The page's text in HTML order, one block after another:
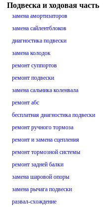
Подвеска и ходовая часть
замена амортизаторов
замена сайлентблоков
диагностика подвески
замена колодок
ремонт суппортов
ремонт подвески
замена сальника коленвала
ремонт абс
бесплатная диагностика подвески
ремонт ручного тормоза
ремонт и замена сцепления
ремонт тормозной системы
ремонт задней балки
замена шаровой опоры
замена рычага подвески
развал-схождение